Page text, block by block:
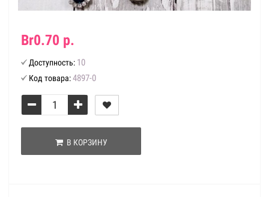
Br0.70 р.
Доступность: 10
Код товара:4897-0
В КОРЗИНУ